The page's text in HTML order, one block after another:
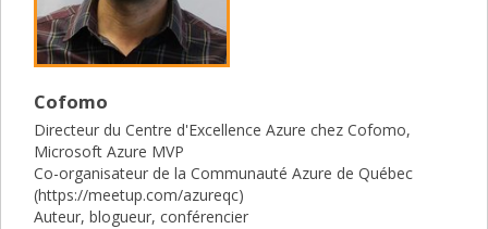
Cofomo
Directeur du Centre d'Excellence Azure chez Cofomo,
Microsoft Azure MVP
Co-organisateur de la Communauté Azure de Québec
(https://meetup.com/azureqc)
Auteur, blogueur, conférencier